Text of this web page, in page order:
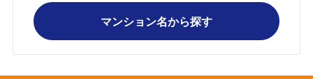
マンション名から探す